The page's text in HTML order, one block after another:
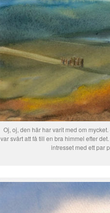
Oj, oj, den här har varit med om
var svårt att få till en bra himmel efter
intresset med ett par